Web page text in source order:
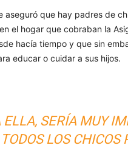
aseguró que hay padres de
el hogar que cobraban la
hacía tiempo y que sin
educar o cuidar a sus hijos.
ELLA, SERÍA MUY
LOS CHICOS